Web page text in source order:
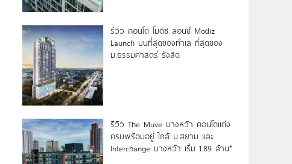
รีวิว คอนโด โมดิซ ลอนซ์ Modiz
Launch บนที่สุดของทำเล ที่สุดของ
ม.ธรรมศาสตร์ รังสิต
รีวิว The Muve บางหว้า คอนโดแต่ง
ครบพร้อมอยู่ ใกล้ ม.สยาม และ
Interchange บางหว้า เริ่ม 1.89 ล้าน*